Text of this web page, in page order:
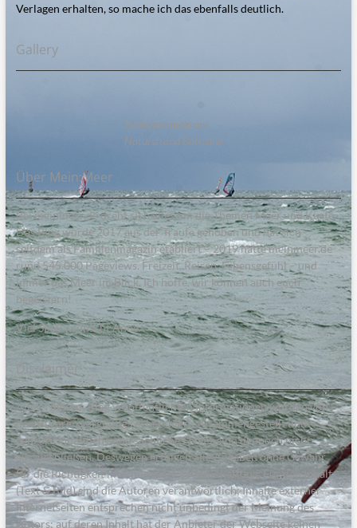
Verlagen erhalten, so mache ich das ebenfalls deutlich.
Gallery
Steinesammeln am
Naturstrand Bottsand
Über Mein:Meer
Bei meinmeer.de dreht sich alles um die Themen Meer und Küste.
Das Blog wurde 2017 aus der Traufe gehoben und hat sich
seitdem als Familienmagazin etabliert – 2019 hatte meinmeer.de
rund 545.000 Pageviews. Freizeit, Reisen, Lebensgefühl – und
immer das Meer im Blick. Ich hoffe, wir können auch euch
begeistern!
Viel Spaß, wünscht Anne.
Disclaimer
Alle in diesem Blog veröffentlichten Informationen wurden von
den Autoren sorgfältig recherchiert, zusammengestellt und
geprüft. Inhaltliche und sachliche Fehler sind dennoch nicht
auszuschließen. Deswegen erfolgen alle Angaben ohne Gewähr
für die Richtigkeit im Sinne einer Produkthaftung. Für den Inhalt
(Text & Bild) sind die Autoren verantwortlich; Inhalte externer
Internetseiten entsprechen nicht unbedingt der Meinung des
Autors; auf deren Inhalt hat der Anbieter der Webseite keinen